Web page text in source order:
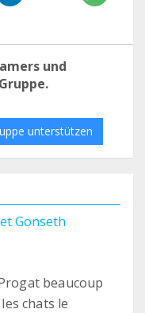
und
unterstützen
Gonseth
beaucoup
chats le